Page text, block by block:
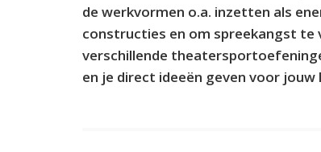
de werkvormen o.a. inzetten als
constructies en om spreekangst
verschillende
en je direct ideeën geven voor jouw